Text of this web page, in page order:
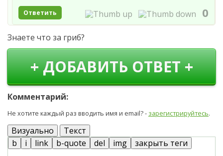
Ответить 0
Знаете что за гриб?
+ ДОБАВИТЬ ОТВЕТ +
Комментарий:
Не хотите каждый раз вводить имя и email? - зарегистрируйтесь.
Визуально Текст